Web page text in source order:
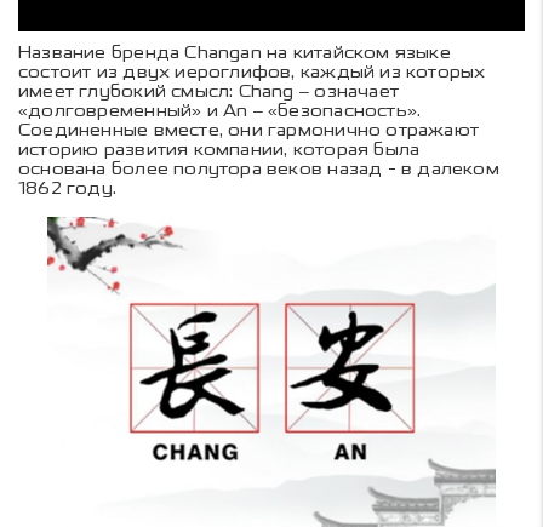
Название бренда Changan на китайском языке
состоит из двух иероглифов, каждый из которых
имеет глубокий смысл: Chang – означает
«долговременный» и An – «безопасность».
Соединенные вместе, они гармонично отражают
историю развития компании, которая была
основана более полутора веков назад - в далеком
1862 году.